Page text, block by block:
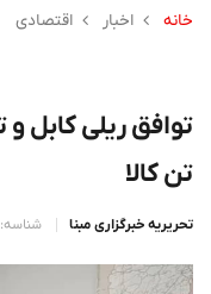
خانه
اخبار اقتصادی
تن کالا
تحریریه خبرگزاری مبنا شناسه: 2881